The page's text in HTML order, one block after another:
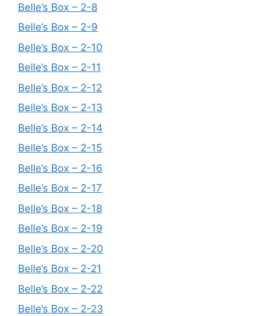
Belle’s Box – 2-8
Belle’s Box – 2-9
Belle’s Box – 2-10
Belle’s Box – 2-11
Belle’s Box – 2-12
Belle’s Box – 2-13
Belle’s Box – 2-14
Belle’s Box – 2-15
Belle’s Box – 2-16
Belle’s Box – 2-17
Belle’s Box – 2-18
Belle’s Box – 2-19
Belle’s Box – 2-20
Belle’s Box – 2-21
Belle’s Box – 2-22
Belle’s Box – 2-23